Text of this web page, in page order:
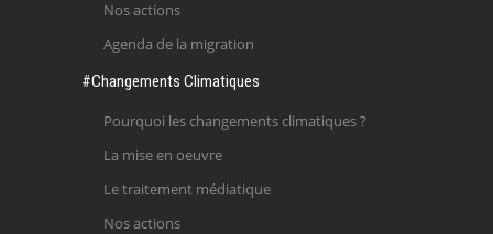
Nos actions
Agenda de la migration
#Changements Climatiques
Pourquoi les changements climatiques ?
La mise en oeuvre
Le traitement médiatique
Nos actions